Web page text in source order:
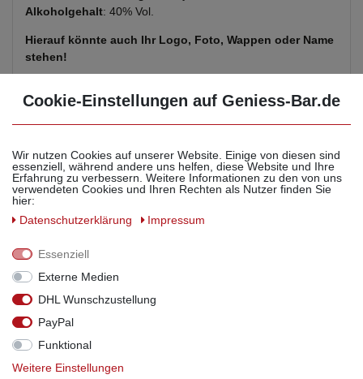
Alkoholgehalt: 40% Vol.
Hierauf könnte auch Ihr Logo, Foto, Wappen oder Name
stehen!
Wir machen Ihren Geburtstag, Hochzeit oder Jubiläum zu
Hochzeitsgäste, mit Ihrem persönlichen und hochwertigem
Flaschen- Etikett, auf unseren Flaschen.
Ohne Aufpreis bereits ab 6 Flaschen möglich!
Für Gewerbe:
Qualität und setzen Sie Ihre eigene Marke in Szene! Wir
setzen das für Sie um!
Cookie-Einstellungen auf Geniess-Bar.de
Wir nutzen Cookies auf unserer Website. Einige von diesen sind
essenziell, während andere uns helfen, diese Website und Ihre
Erfahrung zu verbessern. Weitere Informationen zu den von uns
verwendeten Cookies und Ihren Rechten als Nutzer finden Sie
hier:
Daten­schutz­erklärung
Impressum
Essenziell
Externe Medien
DHL Wunschzustellung
PayPal
Funktional
Weitere Einstellungen